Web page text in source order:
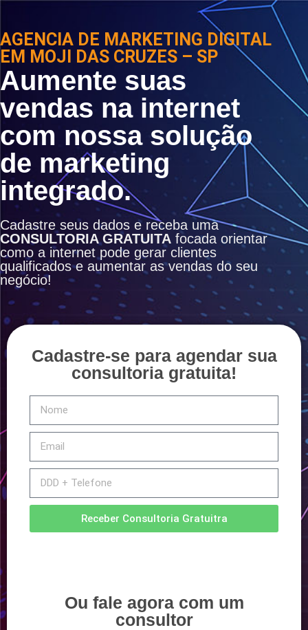
AGENCIA DE MARKETING DIGITAL
EM MOJI DAS CRUZES – SP
Aumente suas
vendas na internet
com nossa solução
de marketing
integrado.
Cadastre seus dados e receba uma
CONSULTORIA GRATUITA focada orientar
como a internet pode gerar clientes
qualificados e aumentar as vendas do seu
negócio!
Cadastre-se para agendar sua
consultoria gratuita!
Receber Consultoria Gratuitra
Ou fale agora com um
consultor